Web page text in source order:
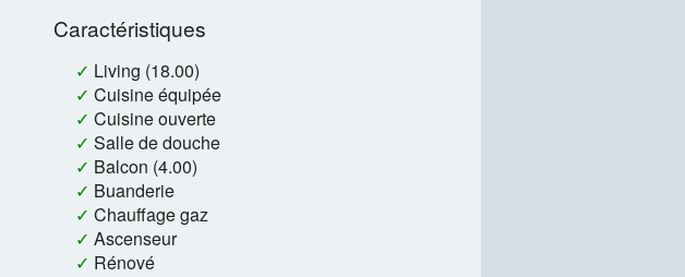
Caractéristiques
✓ Living (18.00)
✓ Cuisine équipée
✓ Cuisine ouverte
✓ Salle de douche
✓ Balcon (4.00)
✓ Buanderie
✓ Chauffage gaz
✓ Ascenseur
✓ Rénové